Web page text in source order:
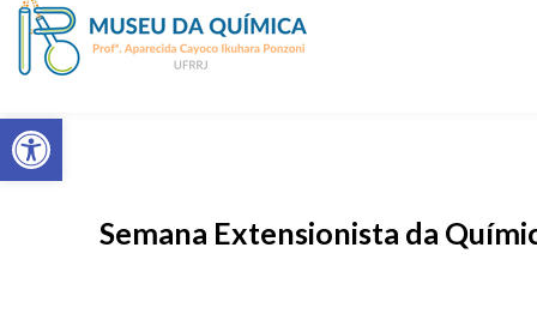
Barra de Ferramentas Aberta
Semana Extensionista da